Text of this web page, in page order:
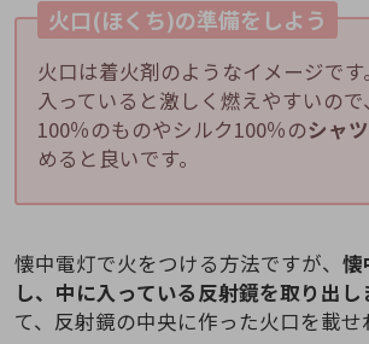
火口(ほくち)の準備をしよう
火口は着火剤のようなイメージで
入っていると激しく燃えやすいの
100％のものやシルク100％のシャ
めると良いです。
懐中電灯で火をつける方法ですが、 懐
し、中に入っている反射鏡を取り出し
て、反射鏡の中央に作った火口を載せ